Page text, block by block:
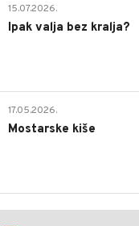
15.07.2026.
Ipak valja bez kralja?
17.05.2026.
Mostarske kiše